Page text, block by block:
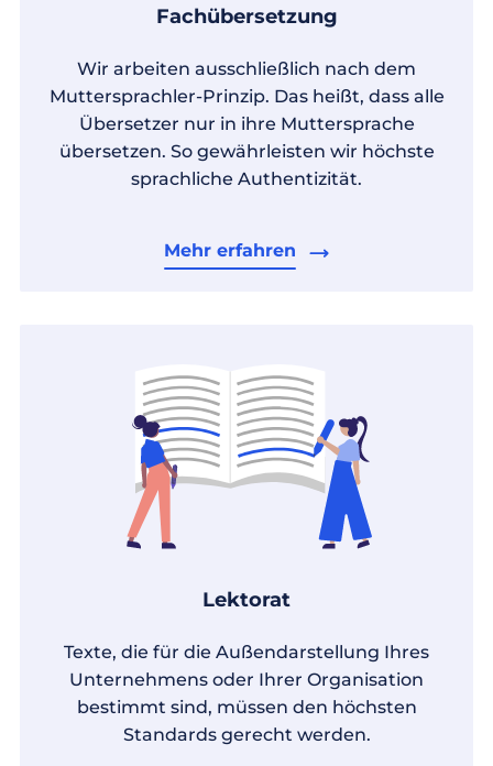
Fachübersetzung
Wir arbeiten ausschließlich nach dem
Muttersprachler-Prinzip. Das heißt, dass alle
Übersetzer nur in ihre Muttersprache
übersetzen. So gewährleisten wir höchste
sprachliche Authentizität.
Mehr erfahren
Lektorat
Texte, die für die Außendarstellung Ihres
Unternehmens oder Ihrer Organisation
bestimmt sind, müssen den höchsten
Standards gerecht werden.